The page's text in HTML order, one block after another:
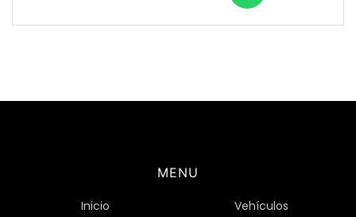
MENU
Inicio
Vehículos